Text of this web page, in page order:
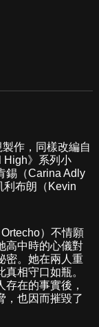
作，同樣改編自
High》系列小
錫（Carina Adly
利布朗（Kevin
）不情願
高中時的心儀對
密。她在兩人重
相守口如瓶。
在的事實後，
，也因而摧毀了